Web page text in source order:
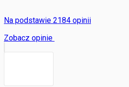
Na podstawie 2184 opinii
Zobacz opinie